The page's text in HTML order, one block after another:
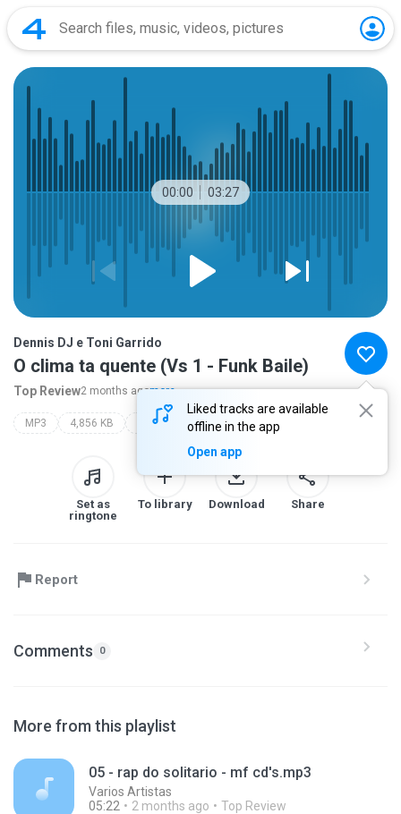
00:00 03:27
Liked tracks are available
offline in the app
Open app
Dennis DJ e Toni Garrido
O clima ta quente (Vs 1 - Funk Baile)
Top Review2 months agomore...
MP3 4,856 KB Funk dennis dj e toni garrido
Set as
ringtone
To library Download Share
Report
Comments 0
More from this playlist
05 - rap do solitario - mf cd's.mp3
Varios Artistas
05:22
2 months ago Top Review